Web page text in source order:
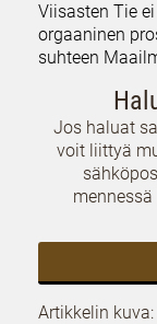
Viisasten Tie
orgaaninen
suhteen
Jos haluat
voit liittyä
Artikkelin kuva: